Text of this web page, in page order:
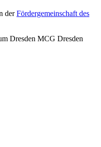
derFördergemeinschaft des
Dresden MCG Dresden